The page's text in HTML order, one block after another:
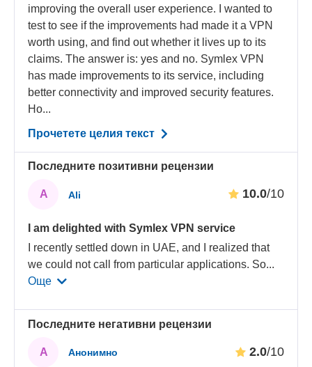
improving the overall user experience. I wanted to
test to see if the improvements had made it a VPN
worth using, and find out whether it lives up to its
claims. The answer is: yes and no. Symlex VPN
has made improvements to its service, including
better connectivity and improved security features.
Ho...
Прочетете целия текст
Последните позитивни рецензии
A Ali 10.0/10
I am delighted with Symlex VPN service
I recently settled down in UAE, and I realized that
we could not call from particular applications. So...
Още
Последните негативни рецензии
А Анонимно 2.0/10